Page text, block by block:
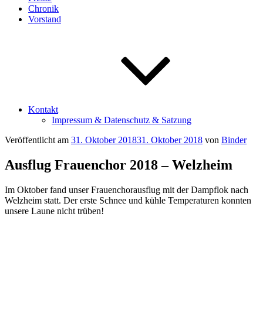
Chronik
Vorstand
Kontakt
Impressum & Datenschutz & Satzung
Veröffentlicht am 31. Oktober 201831. Oktober 2018 von Binder
Ausflug Frauenchor 2018 – Welzheim
Im Oktober fand unser Frauenchorausflug mit der Dampflok nach
Welzheim statt. Der erste Schnee und kühle Temperaturen konnten
unsere Laune nicht trüben!